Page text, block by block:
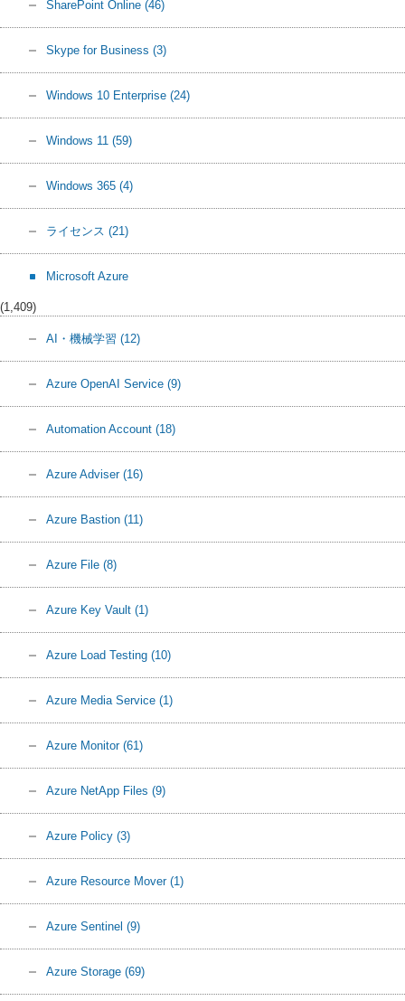
SharePoint Online (46)
Skype for Business (3)
Windows 10 Enterprise (24)
Windows 11 (59)
Windows 365 (4)
ライセンス (21)
Microsoft Azure
(1,409)
AI・機械学習 (12)
Azure OpenAI Service (9)
Automation Account (18)
Azure Adviser (16)
Azure Bastion (11)
Azure File (8)
Azure Key Vault (1)
Azure Load Testing (10)
Azure Media Service (1)
Azure Monitor (61)
Azure NetApp Files (9)
Azure Policy (3)
Azure Resource Mover (1)
Azure Sentinel (9)
Azure Storage (69)